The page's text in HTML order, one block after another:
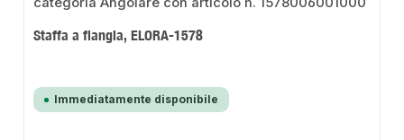
Staffa a flangia, ELORA-1578
Immediatamente disponibile